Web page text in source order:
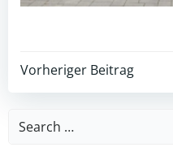
Post
navigation
Vorheriger Beitrag
Search